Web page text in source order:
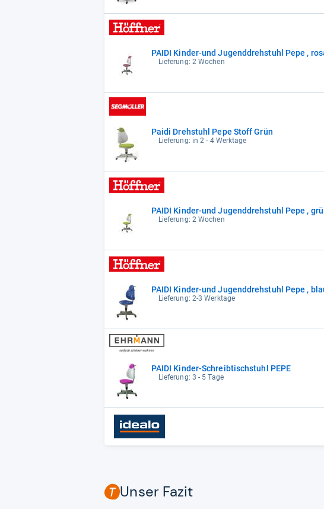
PAIDI Kinder-
Lieferung: 2 Wochen
Paidi Drehstuhl Pepe Stoff Grün
Lieferung: in 2 - 4 Werktage
PAIDI Kinder-
Lieferung: 2 Wochen
PAIDI Kinder-
Lieferung: 2-3 Werktage
PAIDI Kinder-Schreibtischstuhl PEPE
Lieferung: 3 - 5 Tage
Unser Fazit